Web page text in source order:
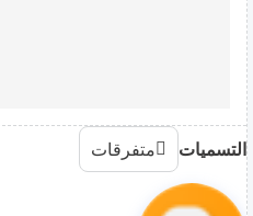
التسميات متفرقات